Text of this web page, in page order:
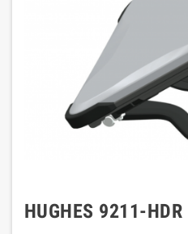
HUGHES 9211-HDR